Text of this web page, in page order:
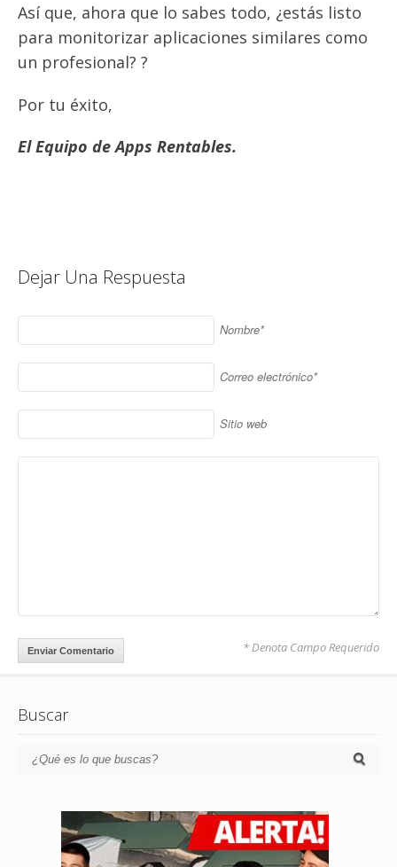
Así que, ahora que lo sabes todo, ¿estás listo
para monitorizar aplicaciones similares como
un profesional? ?
Por tu éxito,
El Equipo de Apps Rentables.
Dejar Una Respuesta
Nombre*
Correo electrónico*
Sitio web
* Denota Campo Requerido
Buscar